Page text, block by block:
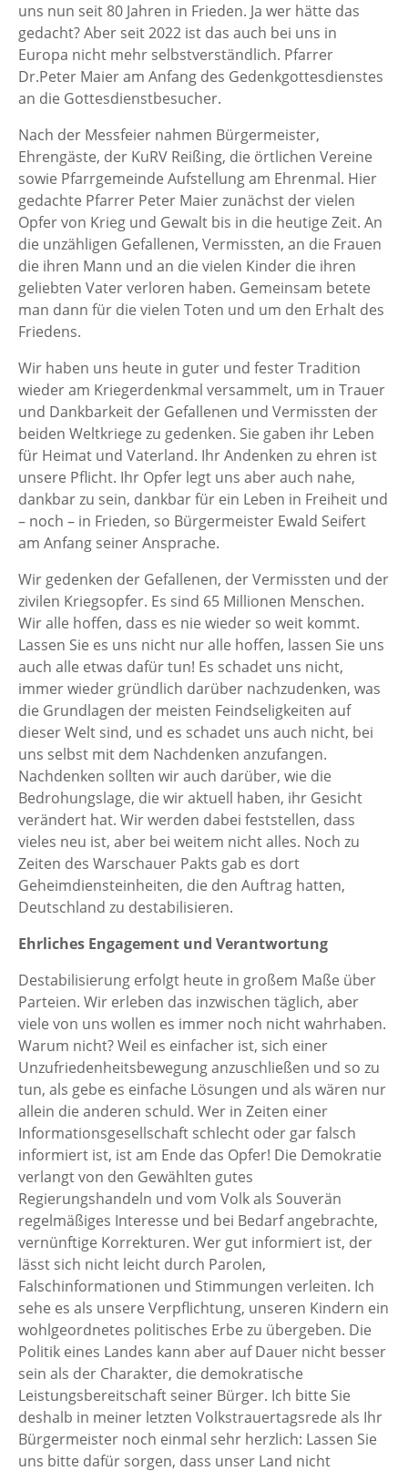
uns nun seit 80 Jahren in Frieden. Ja wer hätte das
gedacht? Aber seit 2022 ist das auch bei uns in
Europa nicht mehr selbstverständlich. Pfarrer
Dr.Peter Maier am Anfang des Gedenkgottesdienstes
an die Gottesdienstbesucher.
Nach der Messfeier nahmen Bürgermeister,
Ehrengäste, der KuRV Reißing, die örtlichen Vereine
sowie Pfarrgemeinde Aufstellung am Ehrenmal. Hier
gedachte Pfarrer Peter Maier zunächst der vielen
Opfer von Krieg und Gewalt bis in die heutige Zeit. An
die unzähligen Gefallenen, Vermissten, an die Frauen
die ihren Mann und an die vielen Kinder die ihren
geliebten Vater verloren haben. Gemeinsam betete
man dann für die vielen Toten und um den Erhalt des
Friedens.
Wir haben uns heute in guter und fester Tradition
wieder am Kriegerdenkmal versammelt, um in Trauer
und Dankbarkeit der Gefallenen und Vermissten der
beiden Weltkriege zu gedenken. Sie gaben ihr Leben
für Heimat und Vaterland. Ihr Andenken zu ehren ist
unsere Pflicht. Ihr Opfer legt uns aber auch nahe,
dankbar zu sein, dankbar für ein Leben in Freiheit und
– noch – in Frieden, so Bürgermeister Ewald Seifert
am Anfang seiner Ansprache.
Wir gedenken der Gefallenen, der Vermissten und der
zivilen Kriegsopfer. Es sind 65 Millionen Menschen.
Wir alle hoffen, dass es nie wieder so weit kommt.
Lassen Sie es uns nicht nur alle hoffen, lassen Sie uns
auch alle etwas dafür tun! Es schadet uns nicht,
immer wieder gründlich darüber nachzudenken, was
die Grundlagen der meisten Feindseligkeiten auf
dieser Welt sind, und es schadet uns auch nicht, bei
uns selbst mit dem Nachdenken anzufangen.
Nachdenken sollten wir auch darüber, wie die
Bedrohungslage, die wir aktuell haben, ihr Gesicht
verändert hat. Wir werden dabei feststellen, dass
vieles neu ist, aber bei weitem nicht alles. Noch zu
Zeiten des Warschauer Pakts gab es dort
Geheimdiensteinheiten, die den Auftrag hatten,
Deutschland zu destabilisieren.
Ehrliches Engagement und Verantwortung
Destabilisierung erfolgt heute in großem Maße über
Parteien. Wir erleben das inzwischen täglich, aber
viele von uns wollen es immer noch nicht wahrhaben.
Warum nicht? Weil es einfacher ist, sich einer
Unzufriedenheitsbewegung anzuschließen und so zu
tun, als gebe es einfache Lösungen und als wären nur
allein die anderen schuld. Wer in Zeiten einer
Informationsgesellschaft schlecht oder gar falsch
informiert ist, ist am Ende das Opfer! Die Demokratie
verlangt von den Gewählten gutes
Regierungshandeln und vom Volk als Souverän
regelmäßiges Interesse und bei Bedarf angebrachte,
vernünftige Korrekturen. Wer gut informiert ist, der
lässt sich nicht leicht durch Parolen,
Falschinformationen und Stimmungen verleiten. Ich
sehe es als unsere Verpflichtung, unseren Kindern ein
wohlgeordnetes politisches Erbe zu übergeben. Die
Politik eines Landes kann aber auf Dauer nicht besser
sein als der Charakter, die demokratische
Leistungsbereitschaft seiner Bürger. Ich bitte Sie
deshalb in meiner letzten Volkstrauertagsrede als Ihr
Bürgermeister noch einmal sehr herzlich: Lassen Sie
uns bitte dafür sorgen, dass unser Land nicht